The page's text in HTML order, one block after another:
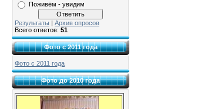
Поживём - увидим
Результаты
Архив опросов
Всего ответов: 51
Фото с 2011 года
Фото с 2011 года
Фото до 2010 года